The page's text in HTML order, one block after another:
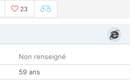
23
Non renseigné
59 ans